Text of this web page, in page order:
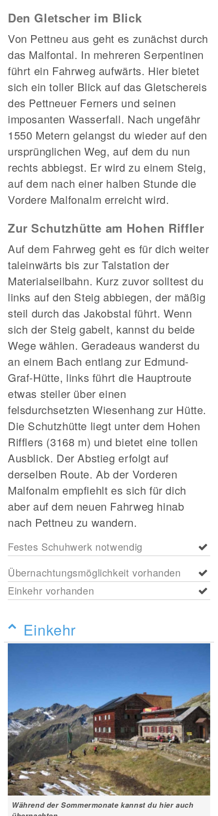
Den Gletscher im Blick
Von Pettneu aus geht es zunächst durch
das Malfontal. In mehreren Serpentinen
führt ein Fahrweg aufwärts. Hier bietet
sich ein toller Blick auf das Gletschereis
des Pettneuer Ferners und seinen
imposanten Wasserfall. Nach ungefähr
1550 Metern gelangst du wieder auf den
ursprünglichen Weg, auf dem du nun
rechts abbiegst. Er wird zu einem Steig,
auf dem nach einer halben Stunde die
Vordere Malfonalm erreicht wird.
Zur Schutzhütte am Hohen Riffler
Auf dem Fahrweg geht es für dich weiter
taleinwärts bis zur Talstation der
Materialseilbahn. Kurz zuvor solltest du
links auf den Steig abbiegen, der mäßig
steil durch das Jakobstal führt. Wenn
sich der Steig gabelt, kannst du beide
Wege wählen. Geradeaus wanderst du
an einem Bach entlang zur Edmund-
Graf-Hütte, links führt die Hauptroute
etwas steiler über einen
felsdurchsetzten Wiesenhang zur Hütte.
Die Schutzhütte liegt unter dem Hohen
Rifflers (3168 m) und bietet eine tollen
Ausblick. Der Abstieg erfolgt auf
derselben Route. Ab der Vorderen
Malfonalm empfiehlt es sich für dich
aber auf dem neuen Fahrweg hinab
nach Pettneu zu wandern.
Festes Schuhwerk notwendig
Übernachtungsmöglichkeit vorhanden
Einkehr vorhanden
Einkehr
Während der Sommermonate kannst du hier auch